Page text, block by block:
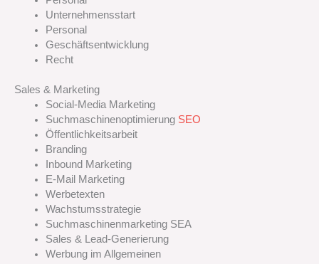
Unternehmensstart
Personal
Geschäftsentwicklung
Recht
Sales & Marketing
Social-Media Marketing
Suchmaschinenoptimierung SEO
Öffentlichkeitsarbeit
Branding
Inbound Marketing
E-Mail Marketing
Werbetexten
Wachstumsstrategie
SuchmaschinenmarketingSEA
Sales & Lead-Generierung
Werbung im Allgemeinen